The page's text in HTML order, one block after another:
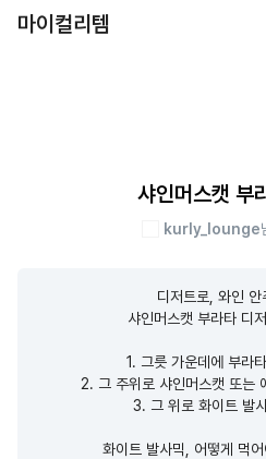
마이컬리템
샤인머스캣 부
kurly_lounge
디저트로, 와인 안
샤인머스캣 부라타 디
1. 그릇 가운데에 부라
2. 그 주위로 샤인머스캣 또는
3. 그 위로 화이트 발
화이트 발사믹, 어떻게 먹